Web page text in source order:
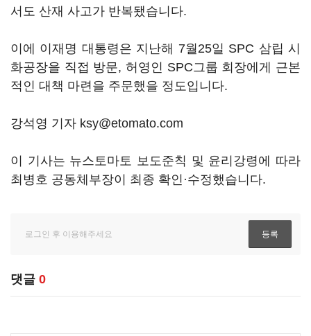
서도 산재 사고가 반복됐습니다.
이에 이재명 대통령은 지난해 7월25일 SPC 삼립 시
화공장을 직접 방문, 허영인 SPC그룹 회장에게 근본
적인 대책 마련을 주문했을 정도입니다.
강석영 기자 ksy@etomato.com
이 기사는 뉴스토마토 보도준칙 및 윤리강령에 따라
최병호 공동체부장이 최종 확인·수정했습니다.
댓글 0